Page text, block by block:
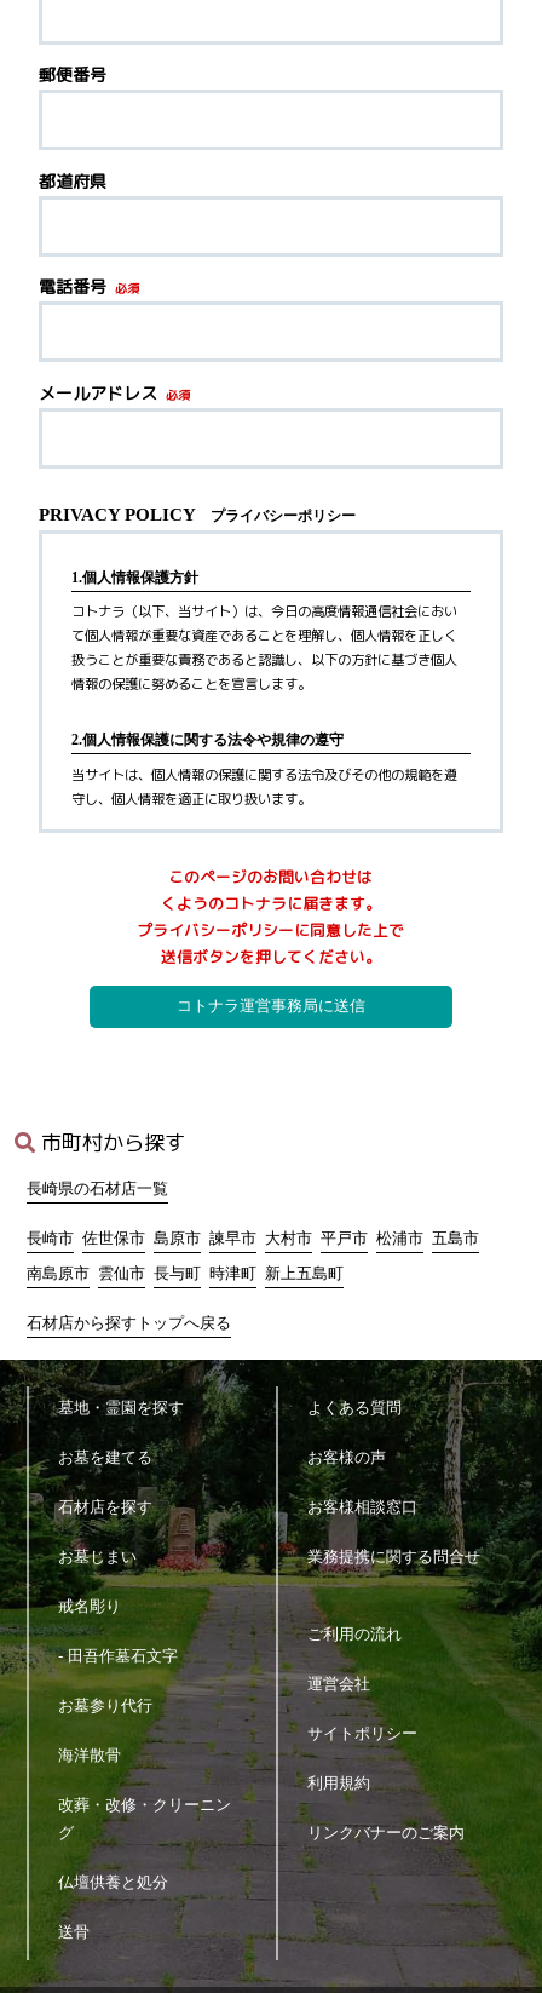
郵便番号
都道府県
電話番号 必須
メールアドレス 必須
PRIVACY POLICY プライバシーポリシー
1.個人情報保護方針
コトナラ（以下、当サイト）は、今日の高度情報通信社会におい
て個人情報が重要な資産であることを理解し、個人情報を正しく
扱うことが重要な責務であると認識し、以下の方針に基づき個人
情報の保護に努めることを宣言します。
2.個人情報保護に関する法令や規律の遵守
当サイトは、個人情報の保護に関する法令及びその他の規範を遵
守し、個人情報を適正に取り扱います。
当サイトが個人情報を取得する際には、利用目的を明確化するよ
う努力し、お墓に関するご案内サービス(以下、本サービス)の提供
にあたり、以下に定める目的の範囲内で適法かつ公正な手段によ
って個人情報を取得し、適切に利用します。
利用者へ本サービスを行うために必要な範囲内で、本サービス
の業務委託先への提供のため
本サービスに関連するサポートのため
5)
各種サービスの企画・開発や満足度向上等を目的としたアンケ
ート調査等の実施のため
6) 商品・サービス等の各種連絡・ダイレクトメール・メールマガ
ジン・お知らせ等の配信・送付のため
お問い合わせ、ご相談に対応するため
8) 広告の表示のため
9)
その他、上記利用目的に付随する目的のため
4.個人情報の利用
当サイトが取得した個人情報は、取得の際に示した利用目的もし
くは、それと合理的な関連性のある範囲内で、業務の遂行上必要
な限りにおいて利用します。
5.個人情報の第三者提供
当サイトは、法令に定める場合を除き、個人情報を事前に本人の
同意を得ることなく第三者に提供しません。
6.個人情報の管理
当サイトは、個人情報の正確性および最新性を保ち、安全に管理
するとともに個人情報の紛失・改ざん・漏えいなどを防止するた
め、必要かつ適正な情報セキュリティー対策を実現します。
7.個人情報の開示・訂正・利用停止・消去
当サイトは、本人が個人情報について、開示・訂正・利用停止・
消去などを求める権利を有していることを認識し、お客様相談窓
口を設置して、これらの要求ある場合には、法令にしたがって速
やかに対応します。
上記に関するお問い合わせ、ご相談はお客様窓口のお問い合わせ
フォームをご利用の上ご連絡ください。
その際、お問い合わせ内容欄に個人情報に関する問い合わせであ
ることを明記（開示・訂正・利用停止・消去など具体的な内容）
の上、ご連絡をお願いします。
このページのお問い合わせは
くようのコトナラに届きます。
プライバシーポリシーに同意した上で
送信ボタンを押してください。
市町村から探す
長崎県の石材店一覧
長崎市 佐世保市 島原市 諫早市 大村市 平戸市 松浦市 五島市
南島原市 雲仙市 長与町 時津町 新上五島町
石材店から探すトップへ戻る
墓地・霊園を探す
お墓を建てる
石材店を探す
お墓じまい
戒名彫り
- 田吾作墓石文字
お墓参り代行
海洋散骨
改葬・改修・クリーニン
グ
仏壇供養と処分
送骨
よくある質問
お客様の声
お客様相談窓口
業務提携に関する問合せ
ご利用の流れ
運営会社
サイトポリシー
利用規約
リンクバナーのご案内